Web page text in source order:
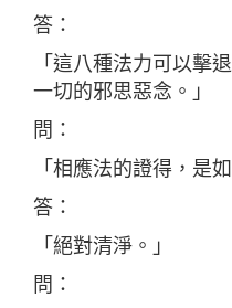
答：
「這八種法力可以擊
一切的邪思惡念。」
問：
「相應法的證得，是如
答：
「絕對清淨。」
問：